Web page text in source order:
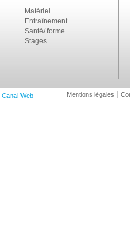
Matériel
Entraînement
Santé/ forme
Stages
Canal-Web Mentions légales